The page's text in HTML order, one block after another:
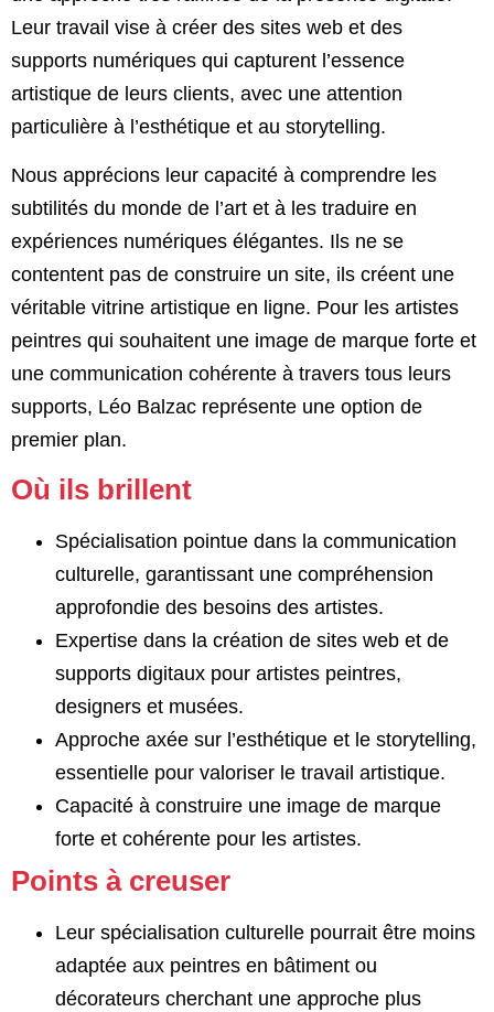
Leur travail vise à créer des sites web et des
supports numériques qui capturent l’essence
artistique de leurs clients, avec une attention
particulière à l’esthétique et au storytelling.
Nous apprécions leur capacité à comprendre les
subtilités du monde de l’art et à les traduire en
expériences numériques élégantes. Ils ne se
contentent pas de construire un site, ils créent une
véritable vitrine artistique en ligne. Pour les artistes
peintres qui souhaitent une image de marque forte et
une communication cohérente à travers tous leurs
supports, Léo Balzac représente une option de
premier plan.
Où ils brillent
Spécialisation pointue dans la communication
culturelle, garantissant une compréhension
approfondie des besoins des artistes.
Expertise dans la création de sites web et de
supports digitaux pour artistes peintres,
designers et musées.
Approche axée sur l’esthétique et le storytelling,
essentielle pour valoriser le travail artistique.
Capacité à construire une image de marque
forte et cohérente pour les artistes.
Points à creuser
Leur spécialisation culturelle pourrait être moins
adaptée aux peintres en bâtiment ou
décorateurs cherchant une approche plus